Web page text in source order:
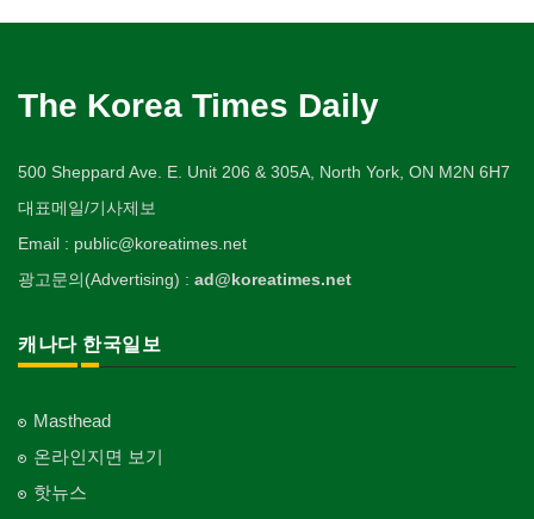
Veterinarian
Ophthalmologist
의사-외과
Surgeon
의사-치과
의사-가정의
의사-기타
의사-정신과
개인지도-서예
개인지도-미술/사진
Private Lesson-Art/Photograph
Private Lesson-Ballet/Dance
Private Lesson-Flower Arrangement
개인지도-기타
보석감정사
인쇄
장의사
직업소개 에이전트
Cleaning
카펫 청소
스테이징 홈
전기공사/수리
Electric Work
정원공사/조경
Roofing
Curtain/Carpet
자동차-판매/리스
자동차-견인
Towing
자동차-청소
Auto Cleaning
운동구/스포츠용품
취미/레저
Hobby/Leisure
태권도/무술
Taekwondo/Martial Arts
Spring Water/Water Purifier
Nursing Home
Sauna
Skin Care
화장품
Cosmetics
Korean Businessmen's Association
Buddhist Temple
한국일보 본사 및 지국
한국정부기관
Korean Governmental Organization
한인회
Korean Cultural Association
Newspaper/TV/Radio
한국기업 현지법인/지사
Korean Enterprises In Canada
Shoe Repair
ETC
아파트
The Korea Times Daily
500 Sheppard Ave. E. Unit 206 & 305A, North York, ON M2N 6H7
대표메일/기사제보
Email : public@koreatimes.net
광고문의(Advertising) : ad@koreatimes.net
캐나다 한국일보
Masthead
온라인지면 보기
핫뉴스